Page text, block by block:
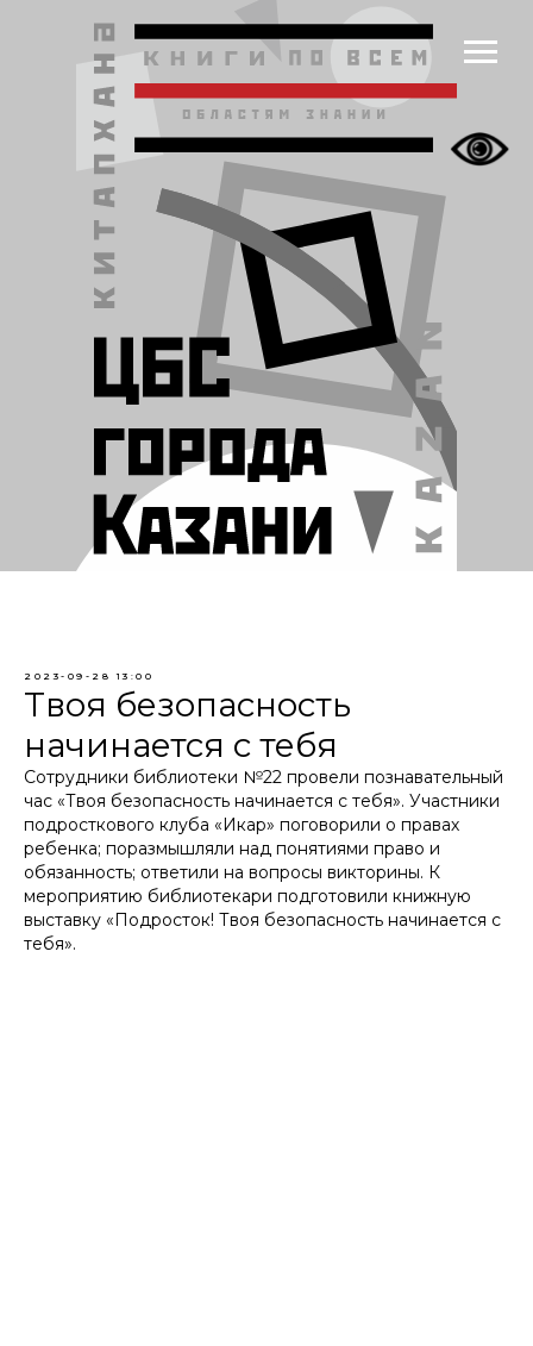
2023-09-28 13:00
Твоя безопасность
начинается с тебя
Сотрудники библиотеки №22 провели познавательный
час «Твоя безопасность начинается с тебя». Участники
подросткового клуба «Икар» поговорили о правах
ребенка; поразмышляли над понятиями право и
обязанность; ответили на вопросы викторины. К
мероприятию библиотекари подготовили книжную
выставку «Подросток! Твоя безопасность начинается с
тебя».